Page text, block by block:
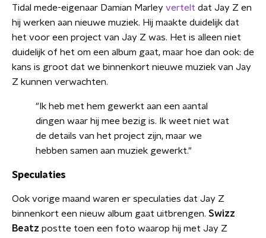
Tidal mede-eigenaar Damian Marley vertelt dat Jay Z en
hij werken aan nieuwe muziek. Hij maakte duidelijk dat
het voor een project van Jay Z was. Het is alleen niet
duidelijk of het om een album gaat, maar hoe dan ook: de
kans is groot dat we binnenkort nieuwe muziek van Jay
Z kunnen verwachten.
"Ik heb met hem gewerkt aan een aantal
dingen waar hij mee bezig is. Ik weet niet wat
de details van het project zijn, maar we
hebben samen aan muziek gewerkt."
Speculaties
Ook vorige maand waren er speculaties dat Jay Z
binnenkort een nieuw album gaat uitbrengen. Swizz
Beatz postte toen een foto waarop hij met Jay Z